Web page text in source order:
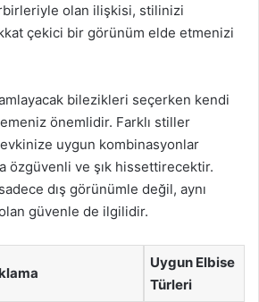
olan ilişkisi, stilinizi
çekici bir görünüm elde etmenizi
bilezikleri seçerken kendi
önemlidir. Farklı stiller
uygun kombinasyonlar
özgüvenli ve şık hissettirecektir.
dış görünümle değil, aynı
güvenle de ilgilidir.
Uygun Elbise
Türleri